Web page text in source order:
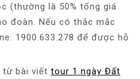
(thường là 50% tổng giá
đoàn. Nếu có thắc mắc
1900.633.278 để được hỗ
từ bài viết tour 1 ngày Đất